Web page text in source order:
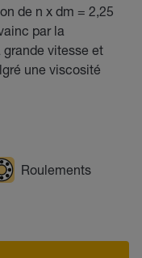
de n x dm = 2,25
par la
vitesse et
une viscosité
Roulements